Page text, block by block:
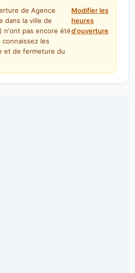
de Agence
dans la ville de
n'ont pas encore été
les
et de fermeture du
Modifier les
heures
d'ouverture